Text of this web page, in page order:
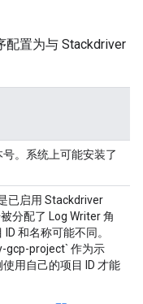
配置为与 Stackdriver
。系统上可能安装了
已启用 Stackdriver
分配了 Log Writer 角
和名称可能不同。
gcp-project` 作为示
用自己的项目 ID 才能